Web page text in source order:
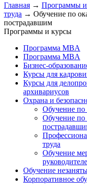
Главная → Программы
труда → Обучение по
пострадавшим
Программы и курсы
Программа MBA
Программа MBA
Бизнес-
Курсы для
Курсы для
архивариусов
Охрана и
Обучение
Обучение
труда
Обучение
Обучение
Корпоративное